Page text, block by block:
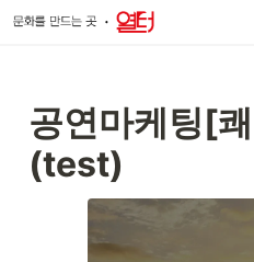
공연마케팅[
(test)